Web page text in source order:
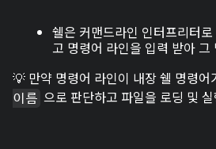
쉘은 커맨드라인 인터프리터
고 명령어 라인을 입력 받아 그
💡 만약 명령어 라인이 내장 쉘 명령어
이름 으로 판단하고 파일을 로딩 및 실